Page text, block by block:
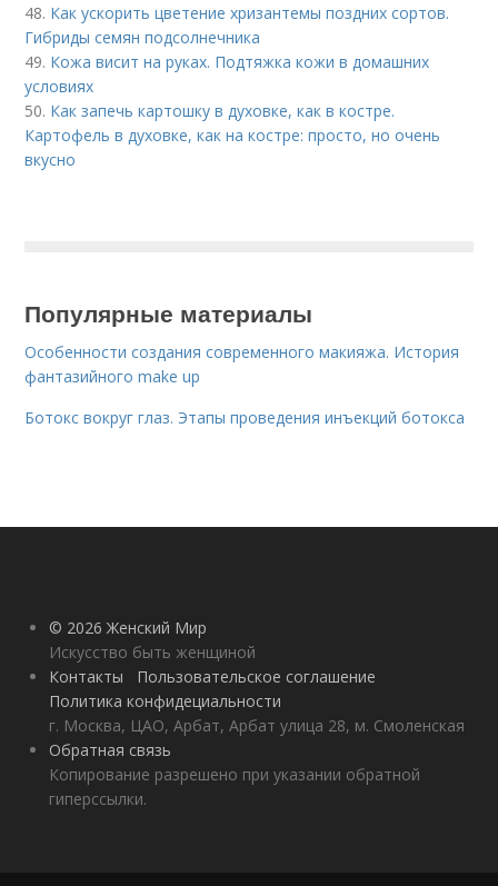
48. Как ускорить цветение хризантемы поздних сортов.
Гибриды семян подсолнечника
49. Кожа висит на руках. Подтяжка кожи в домашних
условиях
50. Как запечь картошку в духовке, как в костре.
Картофель в духовке, как на костре: просто, но очень
вкусно
Популярные материалы
Особенности создания современного макияжа. История
фантазийного make up
Ботокс вокруг глаз. Этапы проведения инъекций ботокса
© 2026 Женский Мир
Искусство быть женщиной
Контакты
Пользовательское соглашение
Политика конфидециальности
г. Москва, ЦАО, Арбат, Арбат улица 28, м. Смоленская
Обратная связь
Копирование разрешено при указании обратной
гиперссылки.